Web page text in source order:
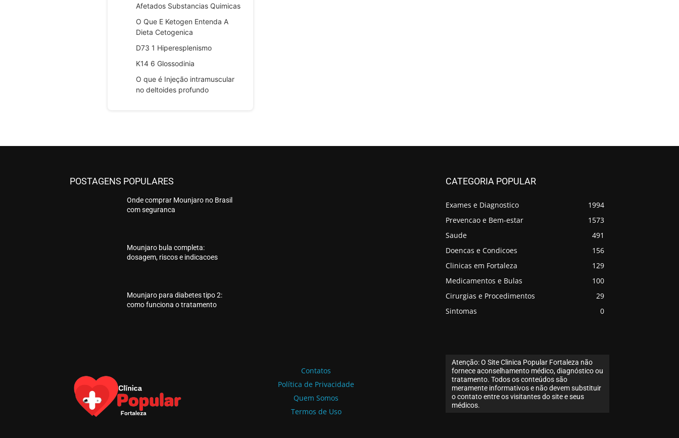
Afetados Substancias Quimicas
O Que E Ketogen Entenda A
Dieta Cetogenica
D73 1 Hiperesplenismo
K14 6 Glossodinia
O que é Injeção intramuscular
no deltoides profundo
POSTAGENS POPULARES
Onde comprar Mounjaro no Brasil
com seguranca
Mounjaro bula completa:
dosagem, riscos e indicacoes
Mounjaro para diabetes tipo 2:
como funciona o tratamento
CATEGORIA POPULAR
Exames e Diagnostico
1994
Prevencao e Bem-estar
1573
Saude
491
Doencas e Condicoes
156
Clinicas em Fortaleza
129
Medicamentos e Bulas
100
Cirurgias e Procedimentos
29
Sintomas
0
Contatos
Política de Privacidade
Quem Somos
Termos de Uso
Atenção: O Site Clinica Popular Fortaleza não
fornece aconselhamento médico, diagnóstico ou
tratamento. Todos os conteúdos são
meramente informativos e não devem substituir
o contato entre os visitantes do site e seus
médicos.